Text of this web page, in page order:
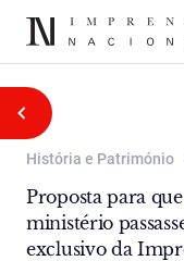
História e Património
Proposta para
ministério
exclusivo da